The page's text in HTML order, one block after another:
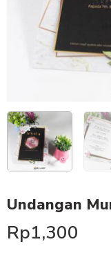
Undangan
Rp1,300